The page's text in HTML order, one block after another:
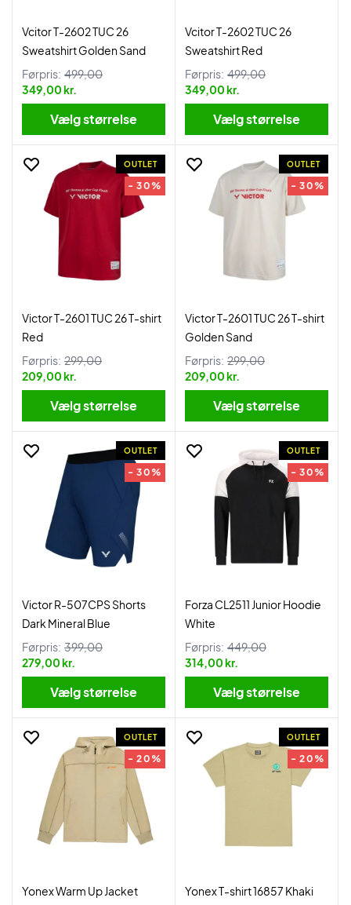
Vcitor T-2602 TUC 26
Sweatshirt Golden Sand
Førpris: 499,00
349,00 kr.
Vælg størrelse
Vcitor T-2602 TUC 26
Sweatshirt Red
Førpris: 499,00
349,00 kr.
Vælg størrelse
OUTLET
- 30%
Victor T-2601 TUC 26 T-shirt
Red
Førpris: 299,00
209,00 kr.
Vælg størrelse
OUTLET
- 30%
Victor T-2601 TUC 26 T-shirt
Golden Sand
Førpris: 299,00
209,00 kr.
Vælg størrelse
OUTLET
- 30%
Victor R-507CPS Shorts
Dark Mineral Blue
Førpris: 399,00
279,00 kr.
Vælg størrelse
OUTLET
- 30%
Forza CL2511 Junior Hoodie
White
Førpris: 449,00
314,00 kr.
Vælg størrelse
OUTLET
- 20%
Yonex Warm Up Jacket
OUTLET
- 20%
Yonex T-shirt 16857 Khaki